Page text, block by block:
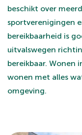
beschikt over
sportverenigingen
bereikbaarheid is
uitvalswegen
bereikbaar. Wonen
wonen met alles
omgeving.